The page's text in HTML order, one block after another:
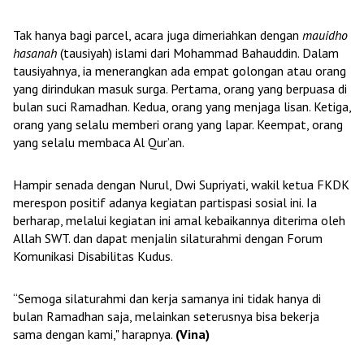
Tak hanya bagi parcel, acara juga dimeriahkan dengan mauidho
hasanah (tausiyah) islami dari Mohammad Bahauddin. Dalam
tausiyahnya, ia menerangkan ada empat golongan atau orang
yang dirindukan masuk surga. Pertama, orang yang berpuasa di
bulan suci Ramadhan. Kedua, orang yang menjaga lisan. Ketiga,
orang yang selalu memberi orang yang lapar. Keempat, orang
yang selalu membaca Al Qur’an.
Hampir senada dengan Nurul, Dwi Supriyati, wakil ketua FKDK
merespon positif adanya kegiatan partispasi sosial ini. Ia
berharap, melalui kegiatan ini amal kebaikannya diterima oleh
Allah SWT. dan dapat menjalin silaturahmi dengan Forum
Komunikasi Disabilitas Kudus.
“Semoga silaturahmi dan kerja samanya ini tidak hanya di
bulan Ramadhan saja, melainkan seterusnya bisa bekerja
sama dengan kami," harapnya. (Vina)